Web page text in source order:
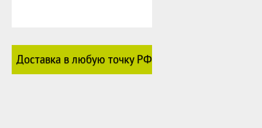
Доставка в любую точку РФ